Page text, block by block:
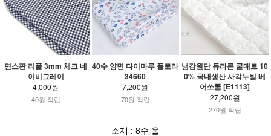
면스판 리플 3mm 체크 네
이비그레이
4,000원
40원 적립
40수 양면 다이마루 플로라
34660
7,200원
70원 적립
냉감원단 듀라론 쿨매트 10
0% 국내생산 사각누빔 베
어쏘쿨 [E1113]
27,200원
270원 적립
소재 : 8수 울